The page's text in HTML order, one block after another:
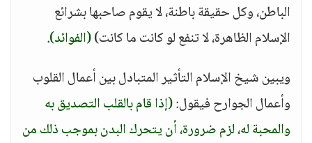
الباطن، وكل حقيقة باطنة، لا يقوم صاحبها بشرائع
الإسلام الظاهرة، لا تنفع لو كانت ما كانت)(الفوائد).
ويبين شيخ الإسلام التأثير المتبادل بين أعمال القلوب
وأعمال الجوارح فيقول:(إذا قام بالقلب التصديق به
والمحبة له، لزم ضرورة، أن يتحرك البدن بموجب ذلك من